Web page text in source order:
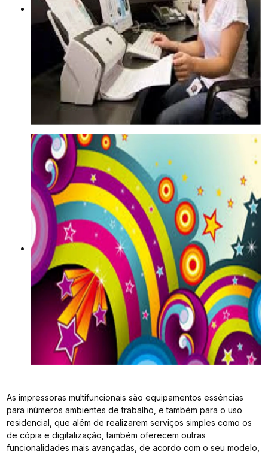
As impressoras multifuncionais são equipamentos essências
para inúmeros ambientes de trabalho, e também para o uso
residencial, que além de realizarem serviços simples como os
de cópia e digitalização, também oferecem outras
funcionalidades mais avançadas, de acordo com o seu modelo,